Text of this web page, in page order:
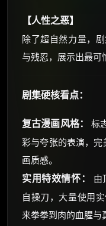
【人性之恶】
除了超自然力量，
与残忍，展示出最可
剧集硬核看点：
复古漫画风格：
标
彩与夸张的表演，
画质感。
实用特效情怀：
由
自操刀，大量使用
来拳拳到肉的血腥与